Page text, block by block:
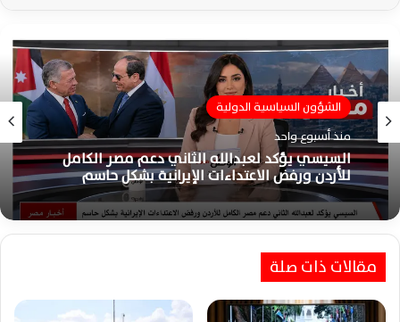
الشؤون السياسية الدولية
منذ أسبوع واحد
السيسي يؤكد لعبدالله الثاني دعم مصر الكامل
للأردن ورفض الاعتداءات الإيرانية بشكل حاسم
مقالات ذات صلة